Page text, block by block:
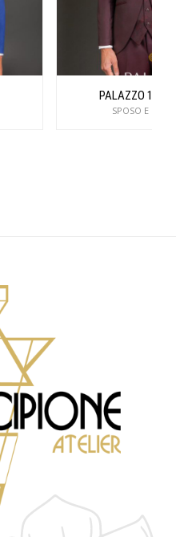
PALAZZO 1991
SPOSO E